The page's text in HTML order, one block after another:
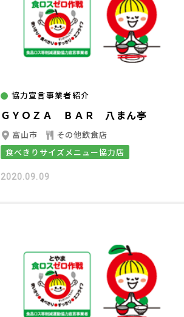
協力宣言事業者紹介
ＧＹＯＺＡ ＢＡＲ 八まん亭
富山市
その他飲食店
食べきりサイズメニュー協力店
2020.09.09